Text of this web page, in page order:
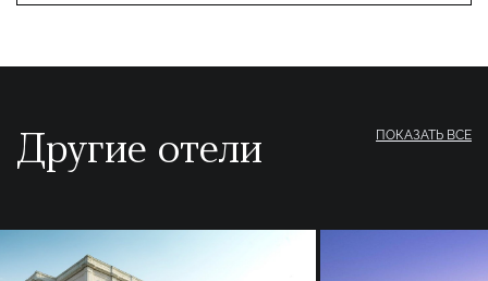
Другие отели ПОКАЗАТЬ ВСЕ